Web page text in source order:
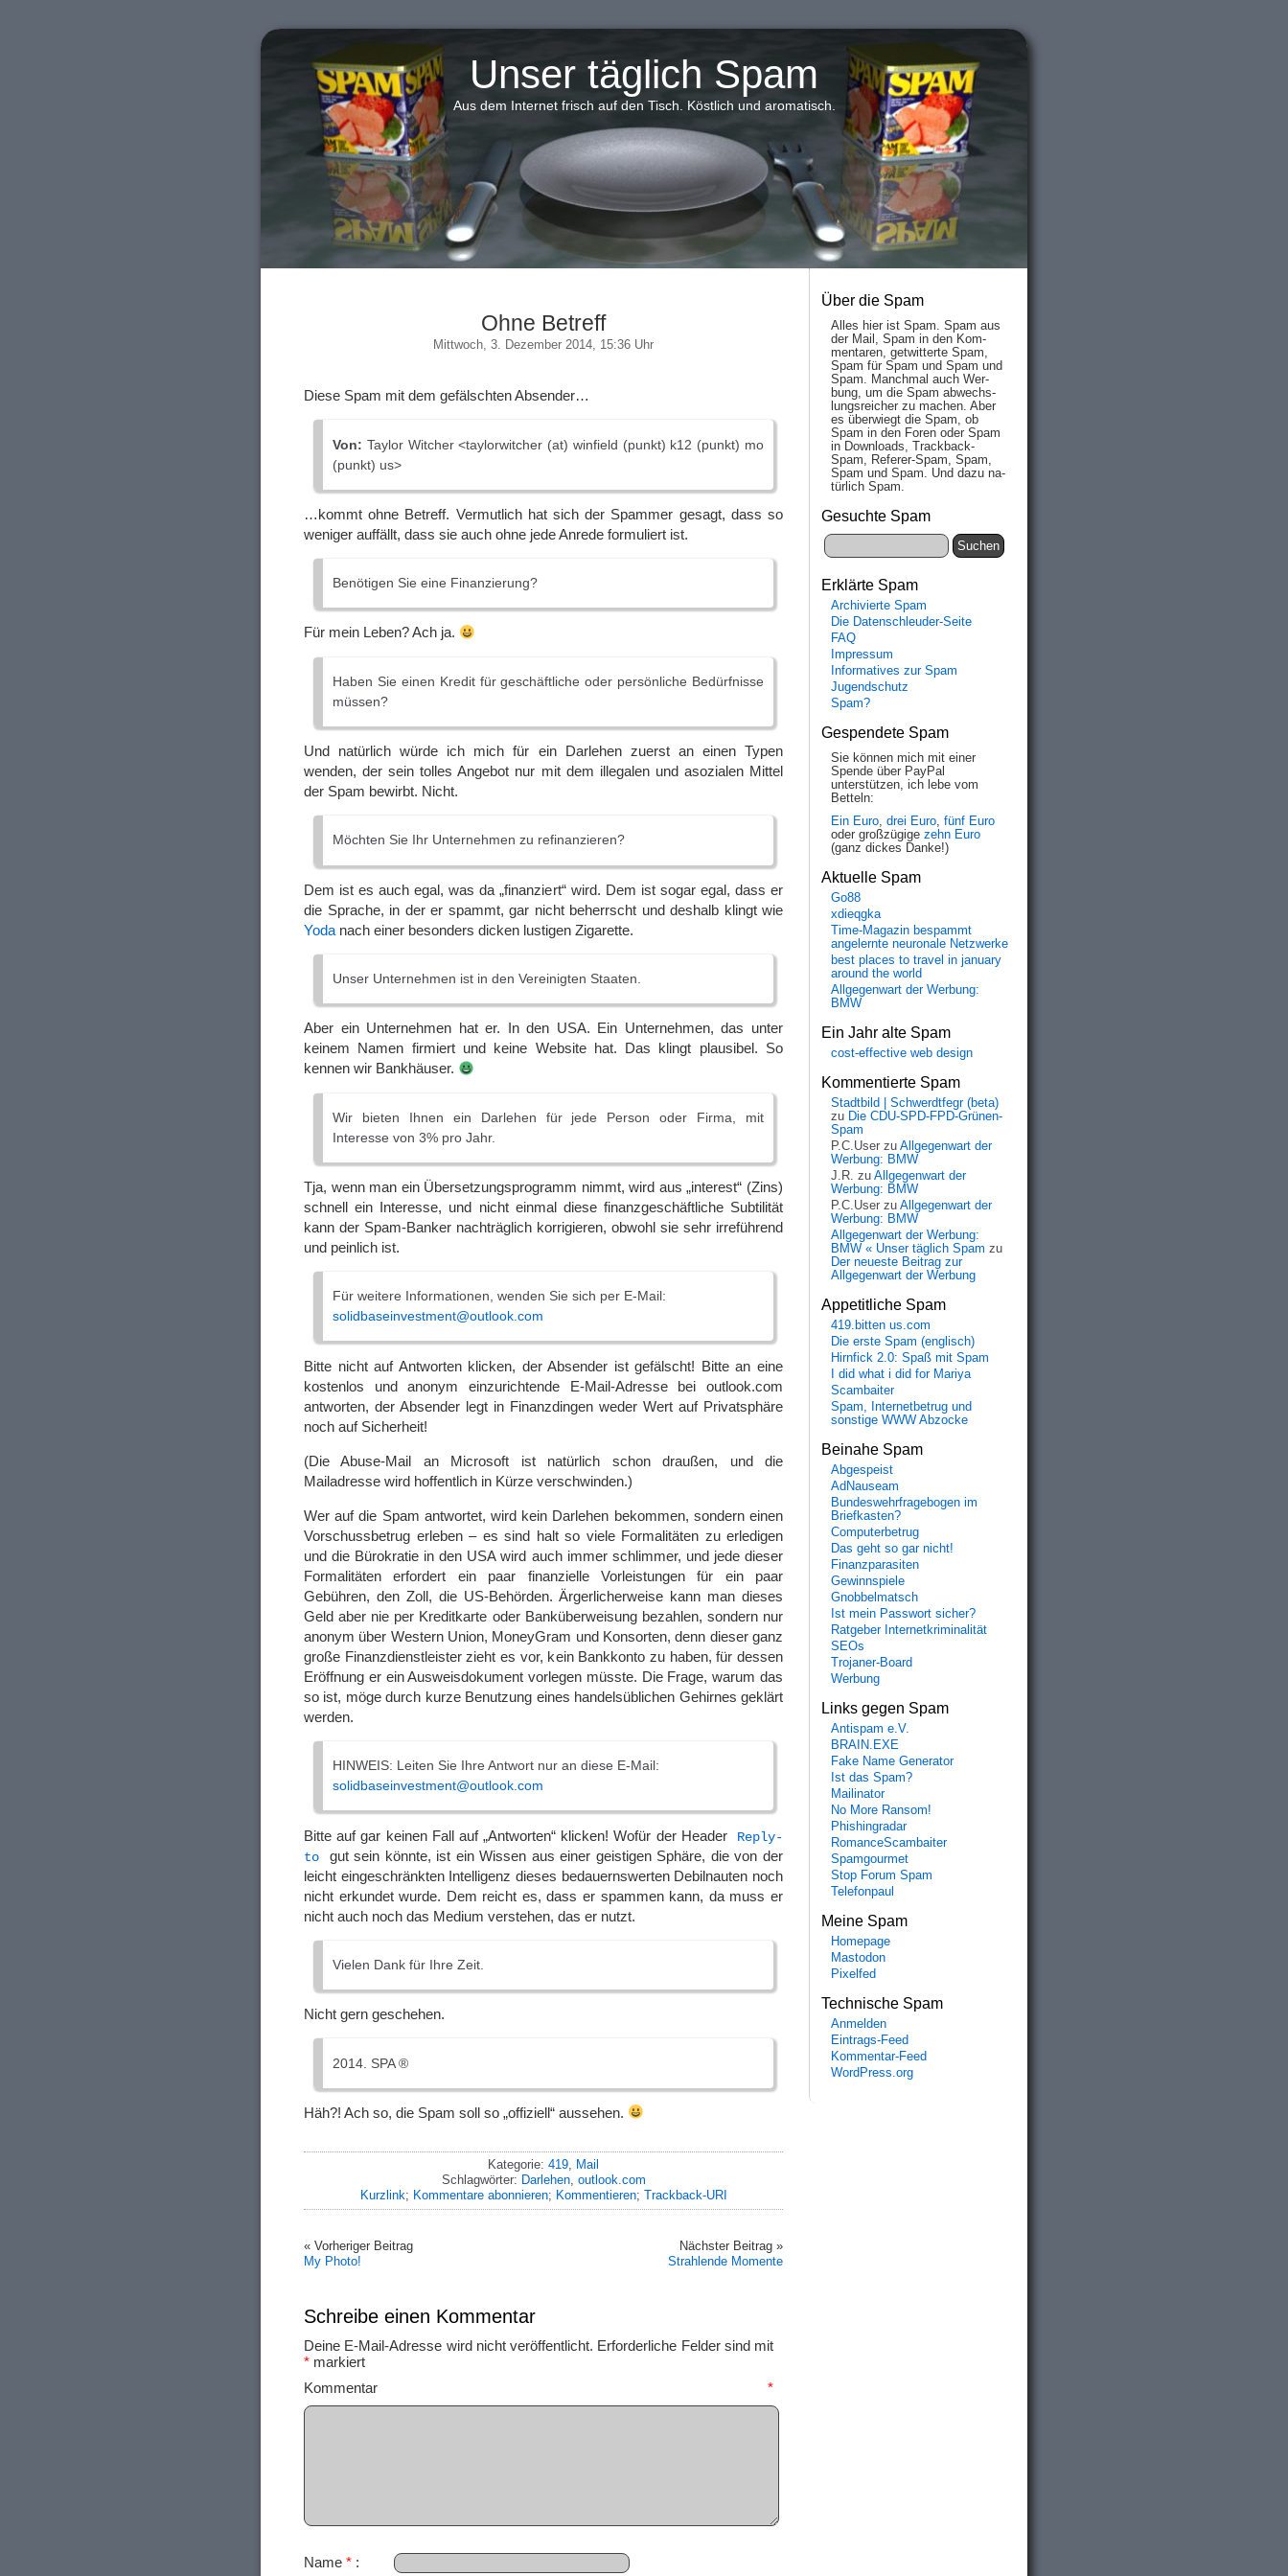
Unser täglich Spam
Aus dem Internet frisch auf den Tisch. Köstlich und aromatisch.
Ohne Betreff
Mittwoch, 3. Dezember 2014, 15:36 Uhr
Diese Spam mit dem gefälschten Absender…
Von: Taylor Witcher <taylorwitcher (at) winfield (punkt) k12 (punkt) mo
(punkt) us>
…kommt ohne Betreff. Vermutlich hat sich der Spammer gesagt, dass so
weniger auffällt, dass sie auch ohne jede Anrede formuliert ist.
Benötigen Sie eine Finanzierung?
Für mein Leben? Ach ja.
Haben Sie einen Kredit für geschäftliche oder persönliche Bedürfnisse
müssen?
Und natürlich würde ich mich für ein Darlehen zuerst an einen Typen
wenden, der sein tolles Angebot nur mit dem illegalen und asozialen Mittel
der Spam bewirbt. Nicht.
Möchten Sie Ihr Unternehmen zu refinanzieren?
Dem ist es auch egal, was da „finanziert“ wird. Dem ist sogar egal, dass er
die Sprache, in der er spammt, gar nicht beherrscht und deshalb klingt wie
Yoda nach einer besonders dicken lustigen Zigarette.
Unser Unternehmen ist in den Vereinigten Staaten.
Aber ein Unternehmen hat er. In den USA. Ein Unternehmen, das unter
keinem Namen firmiert und keine Website hat. Das klingt plausibel. So
kennen wir Bankhäuser.
Wir bieten Ihnen ein Darlehen für jede Person oder Firma, mit
Interesse von 3% pro Jahr.
Tja, wenn man ein Übersetzungsprogramm nimmt, wird aus „interest“ (Zins)
schnell ein Interesse, und nicht einmal diese finanzgeschäftliche Subtilität
kann der Spam-Banker nachträglich korrigieren, obwohl sie sehr irreführend
und peinlich ist.
Für weitere Informationen, wenden Sie sich per E-Mail:
solidbaseinvestment@outlook.com
Bitte nicht auf Antworten klicken, der Absender ist gefälscht! Bitte an eine
kostenlos und anonym einzurichtende E-Mail-Adresse bei outlook.com
antworten, der Absender legt in Finanzdingen weder Wert auf Privatsphäre
noch auf Sicherheit!
(Die Abuse-Mail an Microsoft ist natürlich schon draußen, und die
Mailadresse wird hoffentlich in Kürze verschwinden.)
Wer auf die Spam antwortet, wird kein Darlehen bekommen, sondern einen
Vorschussbetrug erleben – es sind halt so viele Formalitäten zu erledigen
und die Bürokratie in den USA wird auch immer schlimmer, und jede dieser
Formalitäten erfordert ein paar finanzielle Vorleistungen für ein paar
Gebühren, den Zoll, die US-Behörden. Ärgerlicherweise kann man dieses
Geld aber nie per Kreditkarte oder Banküberweisung bezahlen, sondern nur
anonym über Western Union, MoneyGram und Konsorten, denn dieser ganz
große Finanzdienstleister zieht es vor, kein Bankkonto zu haben, für dessen
Eröffnung er ein Ausweisdokument vorlegen müsste. Die Frage, warum das
so ist, möge durch kurze Benutzung eines handelsüblichen Gehirnes geklärt
werden.
HINWEIS: Leiten Sie Ihre Antwort nur an diese E-Mail:
solidbaseinvestment@outlook.com
Bitte auf gar keinen Fall auf „Antworten“ klicken! Wofür der Header
Reply-
to
gut sein könnte, ist ein Wissen aus einer geistigen Sphäre, die von der
leicht eingeschränkten Intelligenz dieses bedauernswerten Debilnauten noch
nicht erkundet wurde. Dem reicht es, dass er spammen kann, da muss er
nicht auch noch das Medium verstehen, das er nutzt.
Vielen Dank für Ihre Zeit.
Nicht gern geschehen.
2014. SPA ®
Häh?! Ach so, die Spam soll so „offiziell“ aussehen.
Kategorie: 419
Mail
Schlagwörter: Darlehen, outlook.com
Kurzlink; Kommentare abonnieren; Kommentieren; Trackback-URI
« Vorheriger Beitrag
My Photo!
Nächster Beitrag »
Strahlende Momente
Schreibe einen Kommentar
Deine E-Mail-Adresse wird nicht veröffentlicht. Erforderliche Felder sind mit
* markiert
Kommentar *
Name *
Über die Spam
Alles hier ist Spam. Spam aus
der Mail, Spam in den Kom­
men­taren, ge­twit­ter­te Spam,
Spam für Spam und Spam und
Spam. Manch­mal auch Wer­
bung, um die Spam ab­wechs­
lungs­reich­er zu mach­en. Aber
es über­wiegt die Spam, ob
Spam in den Fo­ren oder Spam
in Down­loads, Track­back-
Spam, Re­fe­rer-Spam, Spam,
Spam und Spam. Und da­zu na­
tür­lich Spam.
Gesuchte Spam
Erklärte Spam
Archivierte Spam
Die Datenschleuder-Seite
FAQ
Impressum
Informatives zur Spam
Jugendschutz
Spam?
Gespendete Spam
Sie können mich mit einer
Spende über PayPal
unterstützen, ich lebe vom
Betteln:
Ein Euro, drei Euro, fünf Euro
oder großzügige zehn Euro
(ganz dickes Danke!)
Aktuelle Spam
Go88
xdieqgka
Time-Magazin bespammt
angelernte neuronale Netzwerke
best places to travel in january
around the world
Allgegenwart der Werbung:
BMW
Ein Jahr alte Spam
cost-effective web design
Kommentierte Spam
Stadtbild | Schwerdtfegr (beta)
zu Die CDU-SPD-FPD-Grünen-
Spam
P.C.User zu Allgegenwart der
Werbung: BMW
J.R. zu Allgegenwart der
Werbung: BMW
P.C.User zu Allgegenwart der
Werbung: BMW
Allgegenwart der Werbung:
BMW « Unser täglich Spam zu
Der neueste Beitrag zur
Allgegenwart der Werbung
Appetitliche Spam
419.bitten us.com
Die erste Spam (englisch)
Hirnfick 2.0: Spaß mit Spam
I did what i did for Mariya
Scambaiter
Spam, Internetbetrug und
sonstige WWW Abzocke
Beinahe Spam
Abgespeist
AdNauseam
Bundeswehrfragebogen im
Briefkasten?
Computerbetrug
Das geht so gar nicht!
Finanzparasiten
Gewinnspiele
Gnobbelmatsch
Ist mein Passwort sicher?
Ratgeber Internetkriminalität
SEOs
Trojaner-Board
Werbung
Links gegen Spam
Antispam e.V.
BRAIN.EXE
Fake Name Generator
Ist das Spam?
Mailinator
No More Ransom!
Phishingradar
RomanceScambaiter
Spamgourmet
Stop Forum Spam
Telefonpaul
Meine Spam
Homepage
Mastodon
Pixelfed
Technische Spam
Anmelden
Eintrags-Feed
Kommentar-Feed
WordPress.org